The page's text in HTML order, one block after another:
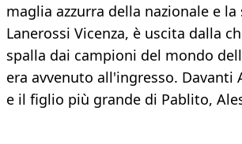
maglia azzurra della nazionale e la
Lanerossi Vicenza, è uscita dalla
spalla dai campioni del mondo
era avvenuto all'ingresso. Davanti
e il figlio più grande di Pablito,